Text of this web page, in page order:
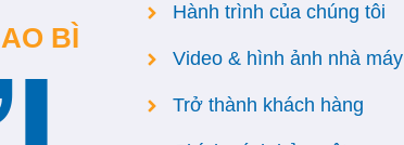
BÌ
Hành trình của chúng tôi
Video & hình ảnh nhà máy
Trở thành khách hàng